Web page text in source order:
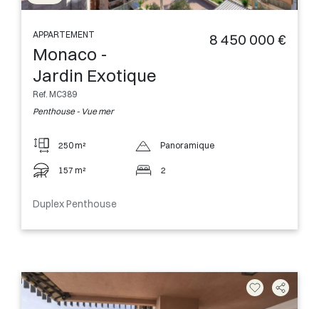
APPARTEMENT
Monaco -
Jardin Exotique
Ref. MC389
Penthouse - Vue mer
8 450 000 €
250 m²
157 m²
Panoramique
2
Duplex Penthouse